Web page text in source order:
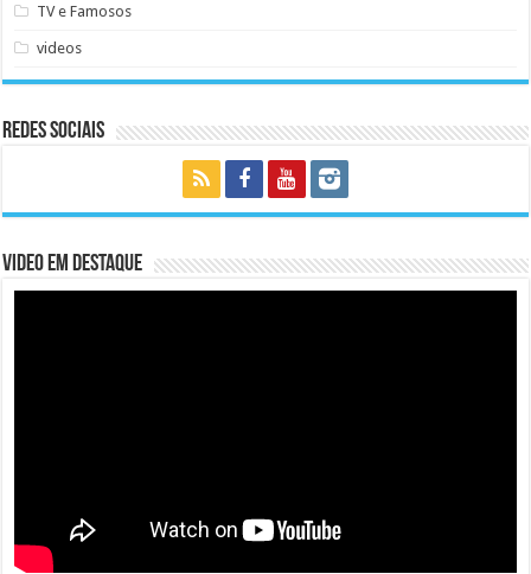
TV e Famosos
videos
Redes Sociais
Video em Destaque